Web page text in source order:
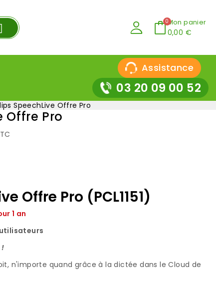
Mon panier
0,00 €
Assistance
03 20 09 00 52
SpeechLive Offre Pro
Offre Pro
Offre Pro (PCL1151)
1 an
!
n'importe quand grâce à la dictée dans le Cloud de